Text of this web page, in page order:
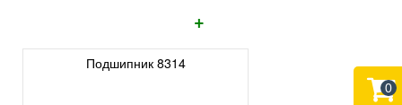
+
Подшипник 8314
0